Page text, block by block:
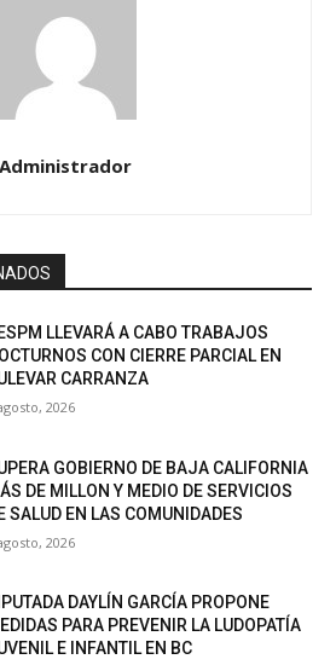
Administrador
LLEVARÁ A CABO TRABAJOS
CON CIERRE PARCIAL EN
CARRANZA
2026
GOBIERNO DE BAJA CALIFORNIA
DE MILLON Y MEDIO DE SERVICIOS
SALUD EN LAS COMUNIDADES
2026
DAYLÍN GARCÍA PROPONE
PARA PREVENIR LA LUDOPATÍA
E INFANTIL EN BC